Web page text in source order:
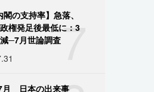
7
閣の支持率】急落、
権発足後最低に：3
─7月世論調査
月 日本の出来事